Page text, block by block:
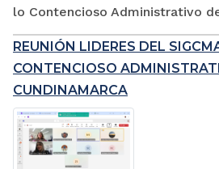
lo Contencioso Administrativo
REUNIÓN LIDERES DEL
CONTENCIOSO
CUNDINAMARCA